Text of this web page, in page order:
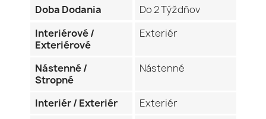
Doba Dodania
Do 2 Týždňov
Interiérové /
Exteriérové
Exteriér
Nástenné /
Stropné
Nástenné
Interiér / Exteriér
Exteriér